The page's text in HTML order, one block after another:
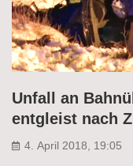
Unfall an
entgleist nach
4. April 2018, 19:05